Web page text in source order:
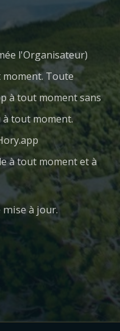
l'Organisateur)
Toute
à tout moment sans
tout moment.
à tout moment et à
mise à jour.